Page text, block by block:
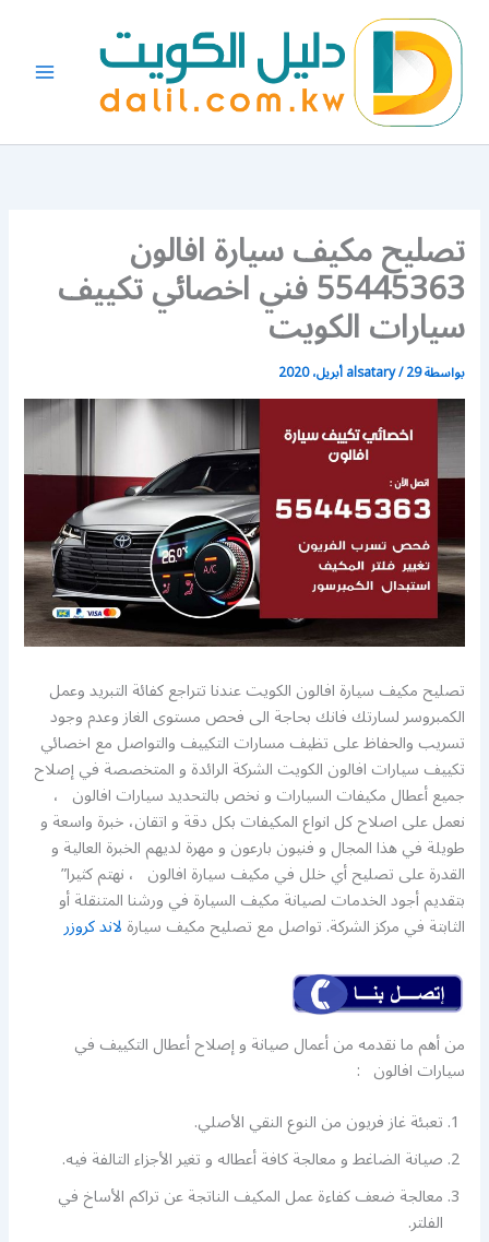
المحتوى
تصليح مكيف سيارة افالون
55445363 فني اخصائي تكييف
سيارات الكويت
بواسطة alsatary/29 أبريل، 2020
تصليح مكيف سيارة افالون الكويت عندنا تتراجع كفائة التبريد وعمل
الكمبروسر لسارتك فانك بحاجة الى فحص مستوى الغاز وعدم وجود
تسريب والحفاظ على تظيف مسارات التكييف والتواصل مع اخصائي
تكييف سيارات افالون الكويت الشركة الرائدة و المتخصصة في إصلاح
جميع أعطال مكيفات السيارات و نخص بالتحديد سيارات افالون ،
نعمل على اصلاح كل انواع المكيفات بكل دقة و اتقان، خبرة واسعة و
طويلة في هذا المجال و فنيون بارعون و مهرة لديهم الخبرة العالية و
القدرة على تصليح أي خلل في مكيف سيارة افالون ، نهتم كثيرا”
بتقديم أجود الخدمات لصيانة مكيف السيارة في ورشنا المتنقلة أو
الثابتة في مركز الشركة. تواصل مع تصليح مكيف سيارةلاند كروزر
من أهم ما نقدمه من أعمال صيانة و إصلاح أعطال التكييف في
سيارات افالون :
تعبئة غاز فريون من النوع النقي الأصلي.
صيانة الضاغط و معالجة كافة أعطاله و تغير الأجزاء التالفة فيه.
معالجة ضعف كفاءة عمل المكيف الناتجة عن تراكم الأساخ في
الفلتر.